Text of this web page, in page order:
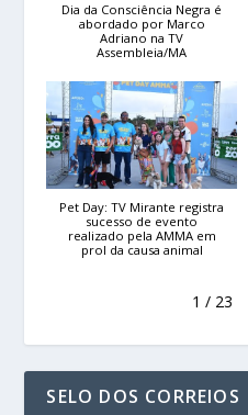
Dia da Consciência Negra é
abordado por Marco
Adriano na TV
Assembleia/MA
Pet Day: TV Mirante registra
sucesso de evento
realizado pela AMMA em
prol da causa animal
1 / 23
SELO DOS CORREIOS